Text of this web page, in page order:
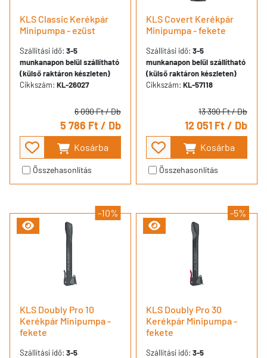
KLS Classic Kerékpár
Minipumpa - ezüst
Szállítási idő: 3-5
munkanapon belül szállítható
(külső raktáron készleten)
Cikkszám: KL-26027
6 090 Ft/ Db
5 786 Ft/ Db
Kosárba
Összehasonlítás
KLS Covert Kerékpár
Minipumpa - fekete
Szállítási idő: 3-5
munkanapon belül szállítható
(külső raktáron készleten)
Cikkszám: KL-57118
13 390 Ft/ Db
12 051 Ft/ Db
Kosárba
Összehasonlítás
-10%
KLS Doubly Pro 10
Kerékpár Minipumpa -
fekete
Szállítási idő: 3-5
-5%
KLS Doubly Pro 30
Kerékpár Minipumpa -
fekete
Szállítási idő: 3-5